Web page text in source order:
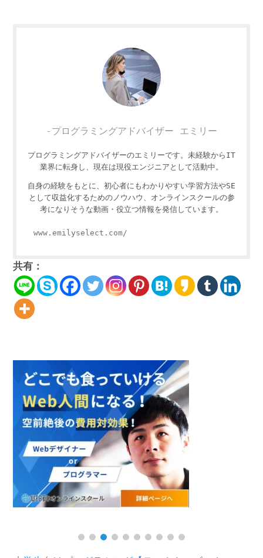
-プログラミングアドバイザー エミリー
プログラミングアドバイザーのエミリーです。未経験からIT
業界に転身し、現在は現役エンジニアとして活動中。
自身の経験をもとに、初心者にもわかりやすい学習方法やSE
として収益化するためのノウハウ、オンラインスクールの参
考になりそうな動画・役立つ情報を発信しています。
www.emilyselect.com/
共有：